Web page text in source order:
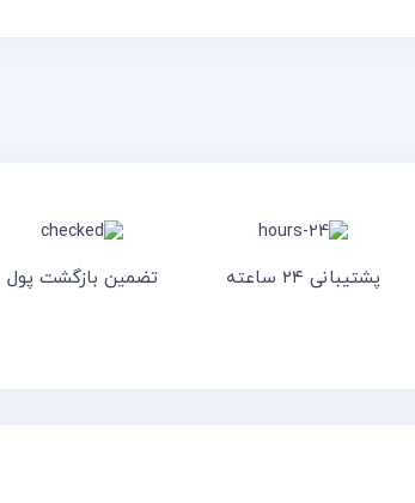
پشتیبانی ۲۴ ساعته تضمین بازگشت پول